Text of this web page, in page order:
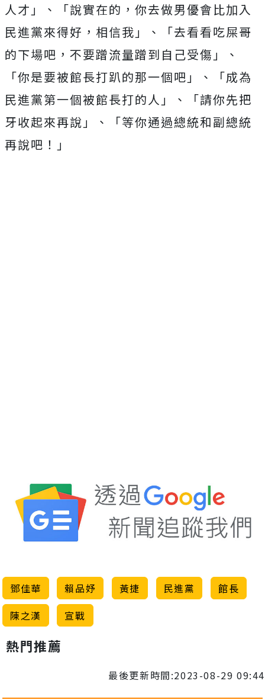
人才」、「說實在的，你去做男優會比加入
民進黨來得好，相信我」、「去看看吃屎哥
的下場吧，不要蹭流量蹭到自己受傷」、
「你是要被館長打趴的那一個吧」、「成為
民進黨第一個被館長打的人」、「請你先把
牙收起來再說」、「等你通過總統和副總統
再說吧！」
鄧佳華 賴品妤 黃捷 民進黨
館長
陳之漢
宣戰
熱門推薦
最後更新時間:2023-08-29 09:44